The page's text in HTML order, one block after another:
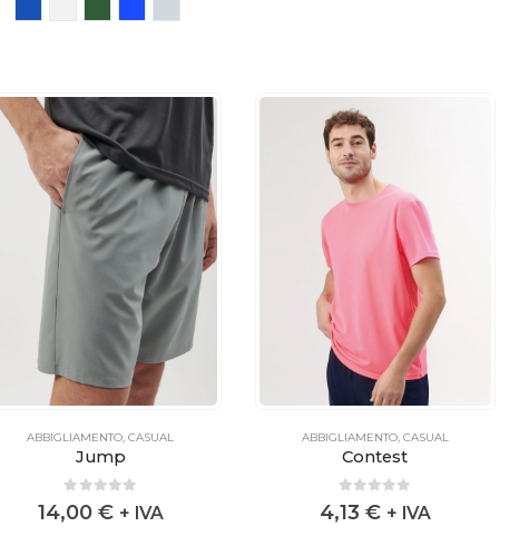
ABBIGLIAMENTO,CASUAL
Jump
14,00 € + IVA
ABBIGLIAMENTO, CASUAL
Contest
4,13 € + IVA